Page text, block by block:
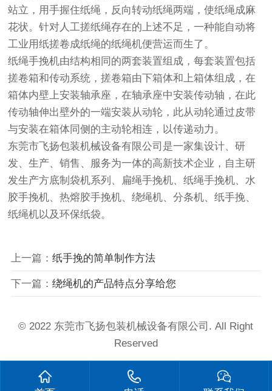
站立，用手握住纸绳，反向转动纸绳两端，使纸绳成麻
花状。针对人工搓纸绳存在的上述不足，一种能自动将
工业用纸搓卷成纸绳的纸绳机便营运而生了。
纸绳手挽机由结构相同的两套装置组成，每套装置包括
搓卷箱和传动系统，搓卷箱由下箱体和上箱体组成，在
箱体内壁上安装轴承座，在轴承座中安装传动轴，在此
传动轴伸出壁外的一端安装从动轮，此从动轮通过皮带
与安装在箱体同侧的主动轮相连，以传递动力。
东莞市飞扬包装机械设备有限公司是一家集设计、研
发、生产、销售、服务为一体的高新技术企业，自主研
发生产方底制袋机系列、扁绳手挽机、纸绳手挽机、水
胶手挽机、热熔胶手挽机、绕绳机、分条机、纸手挽、
纸绳机以及环保纸袋。
上一篇： 纸手挽的简单制作方法
下一篇： 绕绳机的产品特点分享给您
© 2022 东莞市飞扬包装机械设备有限公司. All Right
Reserved